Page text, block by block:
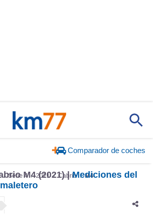
Comparador de coches
Serie 4 2021 Cabrio M4
M4 (2021) |Mediciones del